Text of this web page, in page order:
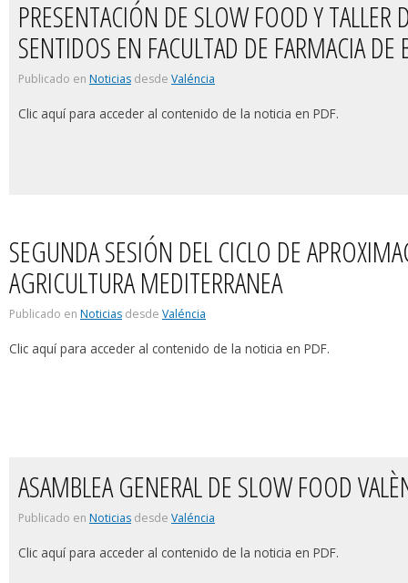
PRESENTACIÓN DE SLOW FOOD Y TALLER
SENTIDOS EN FACULTAD DE FARMACIA DE
Publicado en Noticias desde Valéncia
Clic aquí para acceder al contenido de la noticia en PDF.
SEGUNDA SESIÓN DEL CICLO DE
AGRICULTURA MEDITERRANEA
Publicado en Noticias desde Valéncia
Clic aquí para acceder al contenido de la noticia en PDF.
ASAMBLEA GENERAL DE SLOW FOOD
Publicado en Noticias desde Valéncia
Clic aquí para acceder al contenido de la noticia en PDF.